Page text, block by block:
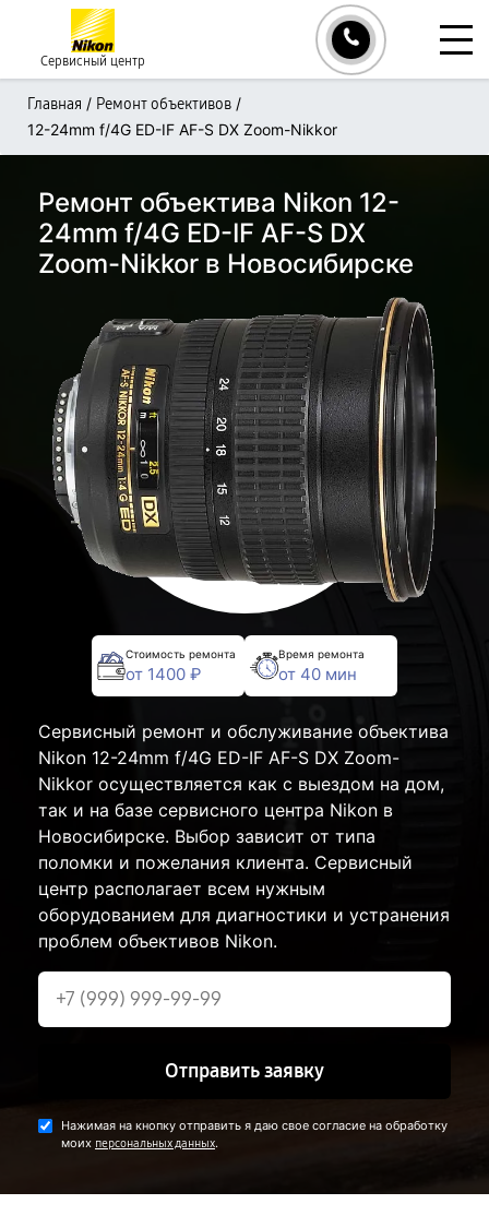
Сервисный центр
Главная / Ремонт объективов /
12-24mm f/4G ED-IF AF-S DX Zoom-Nikkor
Ремонт объектива Nikon 12-
24mm f/4G ED-IF AF-S DX
Zoom-Nikkor в Новосибирске
Стоимость ремонта
от 1400 ₽
Время ремонта
от 40 мин
Сервисный ремонт и обслуживание объектива
Nikon 12-24mm f/4G ED-IF AF-S DX Zoom-
Nikkor осуществляется как с выездом на дом,
так и на базе сервисного центра Nikon в
Новосибирске. Выбор зависит от типа
поломки и пожелания клиента. Сервисный
центр располагает всем нужным
оборудованием для диагностики и устранения
проблем объективов Nikon.
Отправить заявку
Нажимая на кнопку отправить я даю свое согласие на обработку
моих персональных данных.